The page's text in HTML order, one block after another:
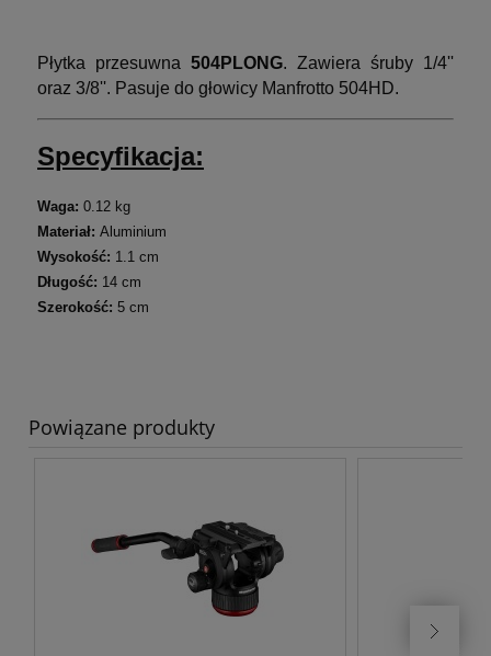
Płytka przesuwna 504PLONG. Zawiera śruby 1/4''
oraz 3/8''. Pasuje do głowicy Manfrotto 504HD.
Specyfikacja:
Waga: 0.12 kg
Materiał: Aluminium
Wysokość: 1.1 cm
Długość: 14 cm
Szerokość: 5 cm
Powiązane produkty